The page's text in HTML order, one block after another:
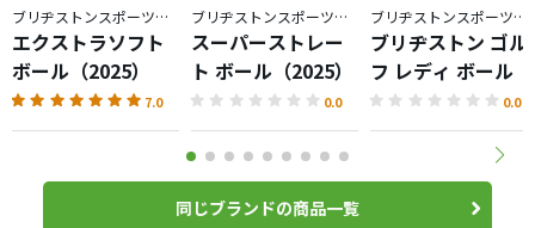
ブリヂストンスポーツ／BRIDGESTONE GOLF
エクストラソフト
ボール（2025）
7.0
ブリヂストンスポーツ／BRIDGESTONE GOLF
スーパーストレー
ト ボール（2025）
0.0
ブリヂストンスポーツ／BRIDGESTONE GOLF
ブリヂストン ゴル
フ レディ ボール
0.0
同じブランドの商品一覧